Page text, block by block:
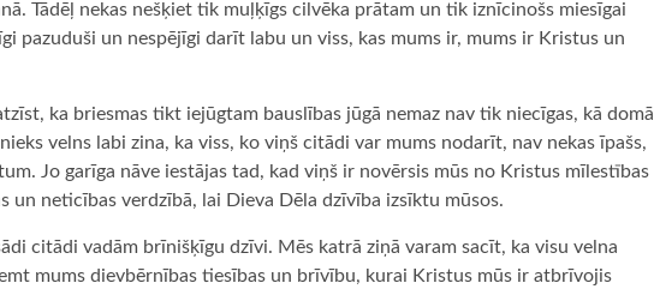
Tādēļ nekas nešķiet tik muļķīgs cilvēka prātam un tik iznīcinošs miesīgai
pazuduši un nespējīgi darīt labu un viss, kas mums ir, mums ir Kristus un
ka briesmas tikt iejūgtam bauslības jūgā nemaz nav tik niecīgas, kā domā
velns labi zina, ka viss, ko viņš citādi var mums nodarīt, nav nekas īpašs,
Jo garīga nāve iestājas tad, kad viņš ir novērsis mūs no Kristus mīlestības
un neticības verdzībā, lai Dieva Dēla dzīvība izsīktu mūsos.
citādi vadām brīnišķīgu dzīvi. Mēs katrā ziņā varam sacīt, ka visu velna
mums dievbērnības tiesības un brīvību, kurai Kristus mūs ir atbrīvojis